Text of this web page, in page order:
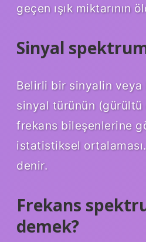
geçen ışık miktarının
Sinyal
Belirli bir sinyalin veya
sinyal türünün
frekans bileşenlerine
istatistiksel
denir.
Frekans
demek?